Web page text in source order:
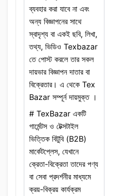
ব্যবহার করা যাবে না এবং
অন্য বিজ্ঞাপনের সাথে
স্বাদৃশ্য বা একই ছবি, লিখা,
তথ্য, ভিডিও Texbazar
তে পোস্ট করলে তার সকল
দায়ভার বিজ্ঞাপন দাতার বা
বিক্রেতার। এ থেকে Tex
Bazar সম্পূর্ন দায়মুক্ত ।
# TexBazar একটি
গার্মেন্টস ও টেক্সটাইল
ভিত্তিক বিটুবি (B2B)
মার্কেটপ্লেস, যেখানে
ক্রেতা-বিক্রেতা তাদের পণ্য
বা সেবা প্রদর্শনীর মাধ্যমে
ক্রয়-বিক্রয় কার্যক্রম